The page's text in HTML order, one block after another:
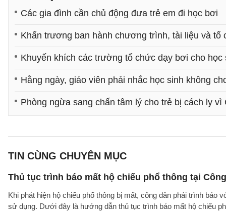
Các gia đình cần chủ động đưa trẻ em đi học bơi
Khẩn trương ban hành chương trình, tài liệu và
Khuyến khích các trường tổ chức dạy bơi cho học
Hằng ngày, giáo viên phải nhắc học sinh không
Phòng ngừa sang chấn tâm lý cho trẻ bị cách ly vì
TIN CÙNG CHUYÊN MỤC
Thủ tục trình báo mất hộ chiếu phổ thông tại
Khi phát hiện hộ chiếu phổ thông bị mất, công dân phải trình
sử dụng. Dưới đây là hướng dẫn thủ tục trình báo mất hộ chiếu